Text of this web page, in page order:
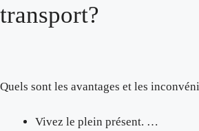
transport?
Quels sont les avantages et les
Vivez le plein présent. …